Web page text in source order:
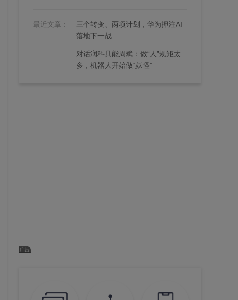
最近文章：
三个转变、两项计划，华为押注AI
落地下一战
对话润科具能周斌：做“人”规矩太
多，机器人开始做“妖怪”